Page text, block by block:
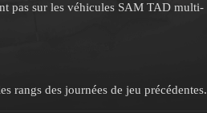
pas sur les véhicules SAM TAD multi-
rangs des journées de jeu précédentes.